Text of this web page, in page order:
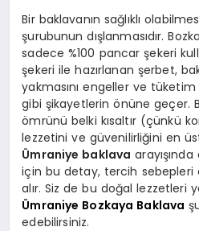
Bir baklavanın sağlıklı
şurubunun dışlanmasıdır.
sadece %100 pancar şekeri
şekeri ile hazırlanan şerbet,
yakmasını engeller ve tüketim
gibi şikayetlerin önüne geçer.
ömrünü belki kısaltır (çünkü
lezzetini ve güvenilirliğini en
Ümraniye baklava
için bu detay, tercih sebepleri
alır. Siz de bu doğal lezzetleri
Ümraniye Bozkaya Baklava
edebilirsiniz.